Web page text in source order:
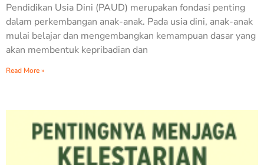
Pendidikan Usia Dini (PAUD) merupakan fondasi penting
dalam perkembangan anak-anak. Pada usia dini, anak-anak
mulai belajar dan mengembangkan kemampuan dasar yang
akan membentuk kepribadian dan
Read More »